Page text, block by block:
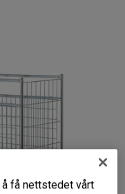
få nettstedet vårt